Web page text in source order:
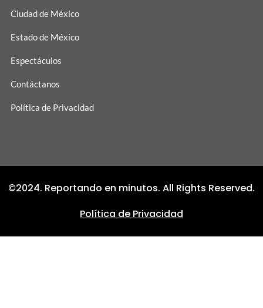
Ciudad de México
Estado de México
Espectáculos
Contáctanos
Política de Privacidad
©2024. Reportando en minutos. All Rights Reserved.
Política de Privacidad